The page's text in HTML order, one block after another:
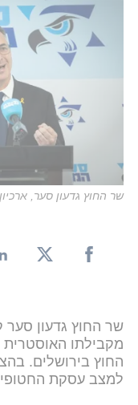
שר החוץ גדעון סער, ארכיון
שר החוץ גדעון סער
מקבילתו האוסטרית
החוץ בירושלים.
למצב עסקת